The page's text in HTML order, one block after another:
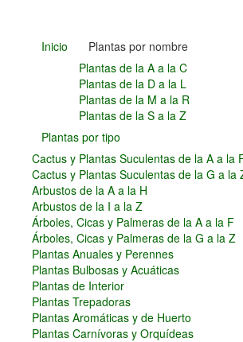
Cactus y Suculentas
Inicio
Plantas por nombre
Plantas de la A a la C
Plantas de la D a la L
Plantas de la M a la R
Plantas de la S a la Z
Plantas por tipo
Cactus y Plantas Suculentas de la A a la
Cactus y Plantas Suculentas de la G a la
Arbustos de la A a la H
Arbustos de la I a la Z
Árboles, Cicas y Palmeras de la A a la F
Árboles, Cicas y Palmeras de la G a la Z
Plantas Anuales y Perennes
Plantas Bulbosas y Acuáticas
Plantas de Interior
Plantas Trepadoras
Plantas Aromáticas y de Huerto
Plantas Carnívoras y Orquídeas